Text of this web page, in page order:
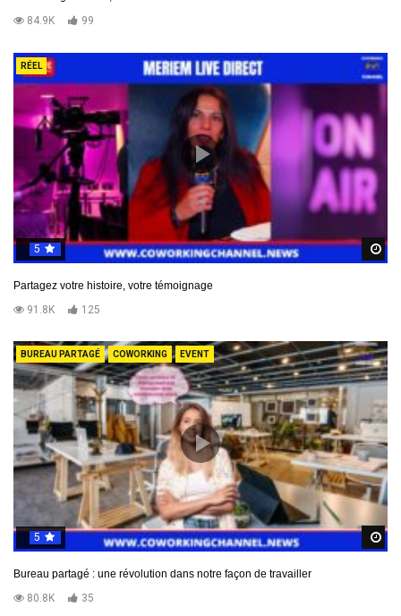
84.9K
99
RÉEL
5
Partagez votre histoire, votre témoignage
91.8K
125
BUREAU PARTAGÉ COWORKING EVENT
5
Bureau partagé : une révolution dans notre façon de travailler
80.8K
35